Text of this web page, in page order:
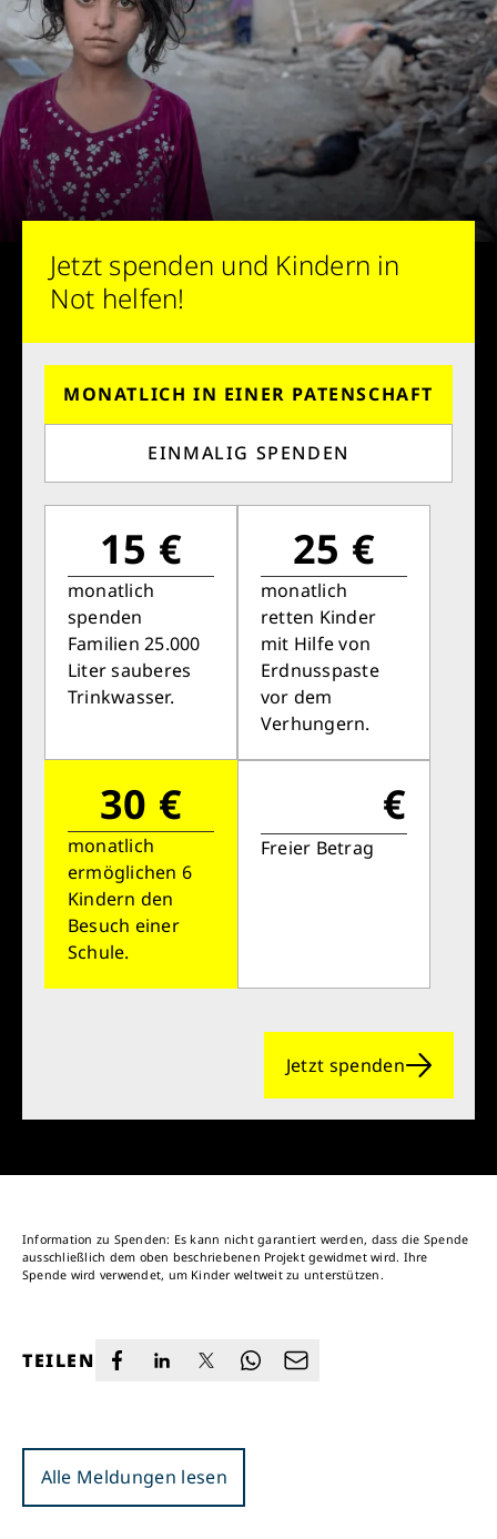
Jetzt spenden und Kindern in
Not helfen!
MONATLICH IN EINER PATENSCHAFT
EINMALIG SPENDEN
15 €
monatlich
spenden
Familien 25.000
Liter sauberes
Trinkwasser.
25 €
monatlich
retten Kinder
mit Hilfe von
Erdnusspaste
vor dem
Verhungern.
30 €
monatlich
ermöglichen 6
Kindern den
Besuch einer
Schule.
€
Freier Betrag
Jetzt spenden
Information zu Spenden: Es kann nicht garantiert werden, dass die Spende
ausschließlich dem oben beschriebenen Projekt gewidmet wird. Ihre
Spende wird verwendet, um Kinder weltweit zu unterstützen.
TEILEN
Alle Meldungen lesen
Krankheit, mehr Kindheit, bessere Zukunft.
Jetzt Leben retten